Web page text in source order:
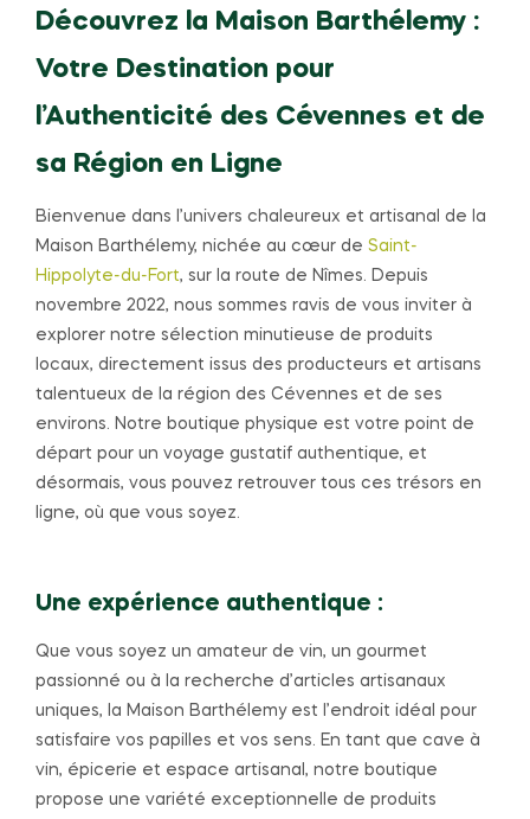
Découvrez la Maison Barthélemy :
Votre Destination pour
l’Authenticité des Cévennes et de
sa Région en Ligne
Bienvenue dans l’univers chaleureux et artisanal de la
Maison Barthélemy, nichée au cœur de Saint-
Hippolyte-du-Fort, sur la route de Nîmes. Depuis
novembre 2022, nous sommes ravis de vous inviter à
explorer notre sélection minutieuse de produits
locaux, directement issus des producteurs et artisans
talentueux de la région des Cévennes et de ses
environs. Notre boutique physique est votre point de
départ pour un voyage gustatif authentique, et
désormais, vous pouvez retrouver tous ces trésors en
ligne, où que vous soyez.
Une expérience authentique :
Que vous soyez un amateur de vin, un gourmet
passionné ou à la recherche d’articles artisanaux
uniques, la Maison Barthélemy est l’endroit idéal pour
satisfaire vos papilles et vos sens. En tant que cave à
vin, épicerie et espace artisanal, notre boutique
propose une variété exceptionnelle de produits